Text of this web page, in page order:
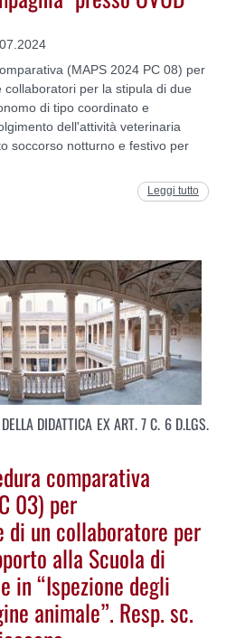
(MAPS 2024 PC 08) per
collaboratori per la stipula di due
di tipo coordinato e
dell'attività veterinaria
soccorso notturno e festivo per
Leggi tutto
DIDATTICA EX ART. 7 C. 6 D.LGS.
comparativa
03) per
di un collaboratore per
alla Scuola di
in “Ispezione degli
animale”. Resp. sc.